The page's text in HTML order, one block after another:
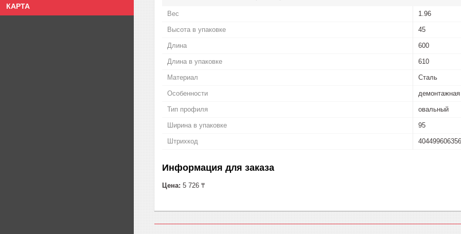
КАРТА
Вес 1.96
Высота в упаковке 45
Длина 600
Длина в упаковке 610
Материал Сталь
Особенности демонтажная
Тип профиля овальный
Ширина в упаковке 95
Штрихкод
Информация для заказа
Цена: 5 726 ₸